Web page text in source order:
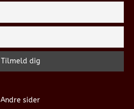
Andre sider